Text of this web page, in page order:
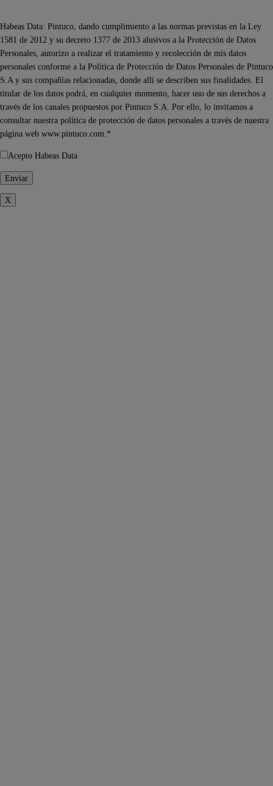
Habeas Data: Pintuco, dando cumplimiento a las normas previstas en la Ley
1581 de 2012 y su decreto 1377 de 2013 alusivos a la Protección de Datos
Personales, autorizo a realizar el tratamiento y recolección de mis datos
personales conforme a la Política de Protección de Datos Personales de Pintuco
S.A y sus compañías relacionadas, donde allí se describen sus finalidades. El
titular de los datos podrá, en cualquier momento, hacer uso de sus derechos a
través de los canales propuestos por Pintuco S.A. Por ello, lo invitamos a
consultar nuestra política de protección de datos personales a través de nuestra
página web www.pintuco.com.*
Acepto Habeas Data
X